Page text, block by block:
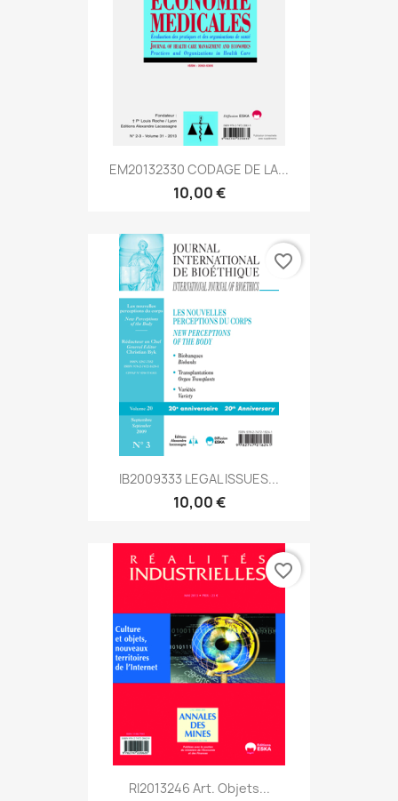
EM20132330 CODAGE DE LA...
10,00 €
IB2009333 LEGAL ISSUES...
10,00 €
favorite_border
RI2013246 Art. Objets...
favorite_border